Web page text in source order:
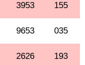
3953 155
9653 035
2626 193